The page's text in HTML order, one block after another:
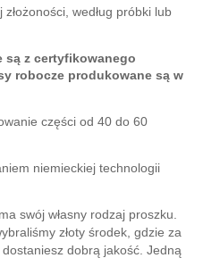
według próbki lub
są z certyfikowanego
robocze produkowane są w
części od 40 do 60
niemieckiej technologii
swój własny rodzaj proszku.
złoty środek, gdzie za
dobrą jakość. Jedną